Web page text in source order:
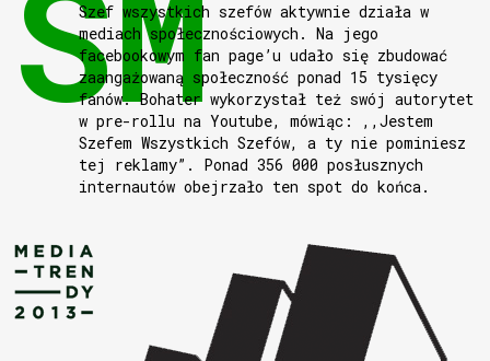
Szef wszystkich szefów aktywnie działa w
mediach społecznościowych. Na jego
facebookowym fan page’u udało się zbudować
zaangażowaną społeczność ponad 15 tysięcy
fanów. Bohater wykorzystał też swój autorytet
w pre-rollu na Youtube, mówiąc: ,,Jestem
Szefem Wszystkich Szefów, a ty nie pominiesz
tej reklamy”. Ponad 356 000 posłusznych
internautów obejrzało ten spot do końca.